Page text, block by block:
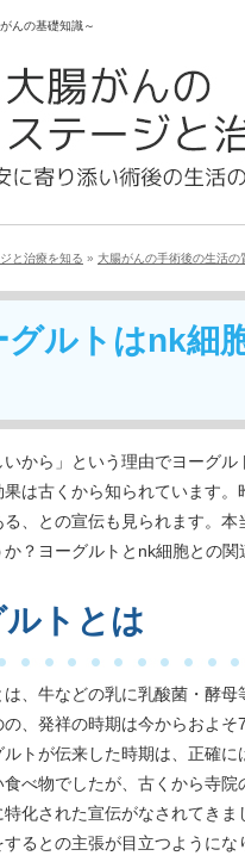
んの基礎知識～
と治療を知る » 大腸がんの手術後の生活
グルトはnk細
から」という理由でヨーグ
は古くから知られています
、との宣伝も見られます。
？ヨーグルトとnk細胞との関
ルトとは
は、牛などの乳に乳酸菌・酵
、発祥の時期は今からおよそ
ルトが伝来した時期は、正確
食べ物でしたが、古くから寺
特化された宣伝がなされてき
るとの主張が目立つように